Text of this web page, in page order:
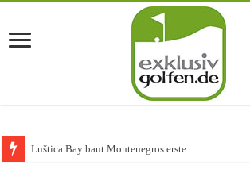
Luštica Bay baut Montenegros erste Golf-Commun